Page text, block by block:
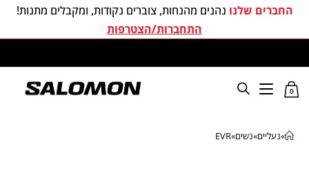
החברים שלנו נהנים מהנחות, צוברים נקודות, ומקבלים מתנות!
התחברות/הצטרפות
0
»נעליים»נשים»
EVR